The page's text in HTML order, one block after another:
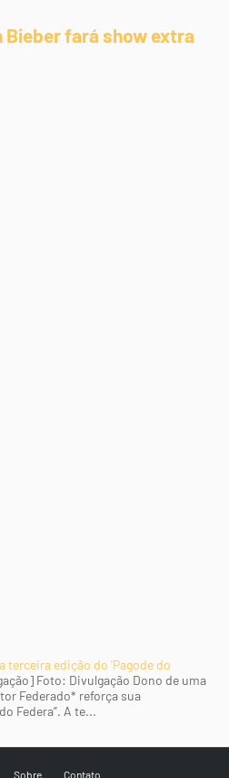
fará show extra
terceira edição do 'Pagode do
Foto: Divulgação Dono de uma
Federado* reforça sua
Federa”. A te...
Sobre Contato